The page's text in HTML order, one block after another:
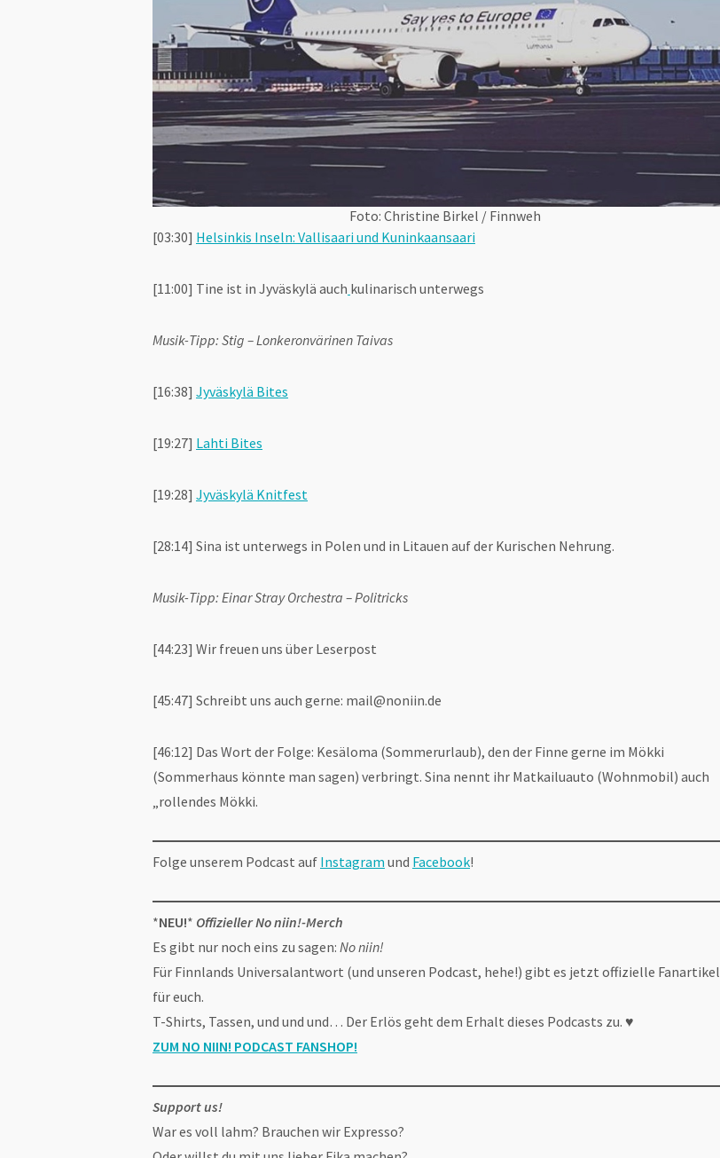
Foto: Christine Birkel / Finnweh
[03:30] Helsinkis Inseln: Vallisaari und Kuninkaansaari
[11:00] Tine ist in Jyväskylä auch kulinarisch unterwegs
Musik-Tipp: Stig – Lonkeronvärinen Taivas
[16:38] Jyväskylä Bites
[19:27] Lahti Bites
[19:28] Jyväskylä Knitfest
[28:14] Sina ist unterwegs in Polen und in Litauen auf der Kurischen Nehrung.
Musik-Tipp: Einar Stray Orchestra – Politricks
[44:23] Wir freuen uns über Leserpost
[45:47] Schreibt uns auch gerne: mail@noniin.de
[46:12] Das Wort der Folge: Kesäloma (Sommerurlaub), den der Finne gerne im Mökki
(Sommerhaus könnte man sagen) verbringt. Sina nennt ihr Matkailuauto (Wohnmobil) auch
„rollendes Mökki.
Folge unserem Podcast auf Instagram und Facebook!
*NEU!* Offizieller No niin!-Merch
Es gibt nur noch eins zu sagen: No niin!
Für Finnlands Universalantwort (und unseren Podcast, hehe!) gibt es jetzt offizielle Fanartikel
für euch.
T-Shirts, Tassen, und und und… Der Erlös geht dem Erhalt dieses Podcasts zu. ♥
ZUM NO NIIN! PODCAST FANSHOP!
Support us!
War es voll lahm? Brauchen wir Expresso?